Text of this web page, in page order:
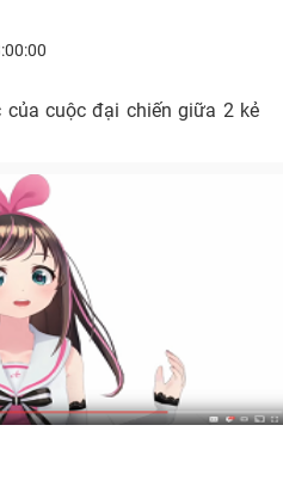
cuộc đại chiến giữa 2 kẻ